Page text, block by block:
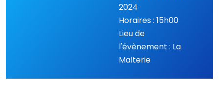
2024
Horaires : 15h00
Lieu de
l'évènement : La
Malterie